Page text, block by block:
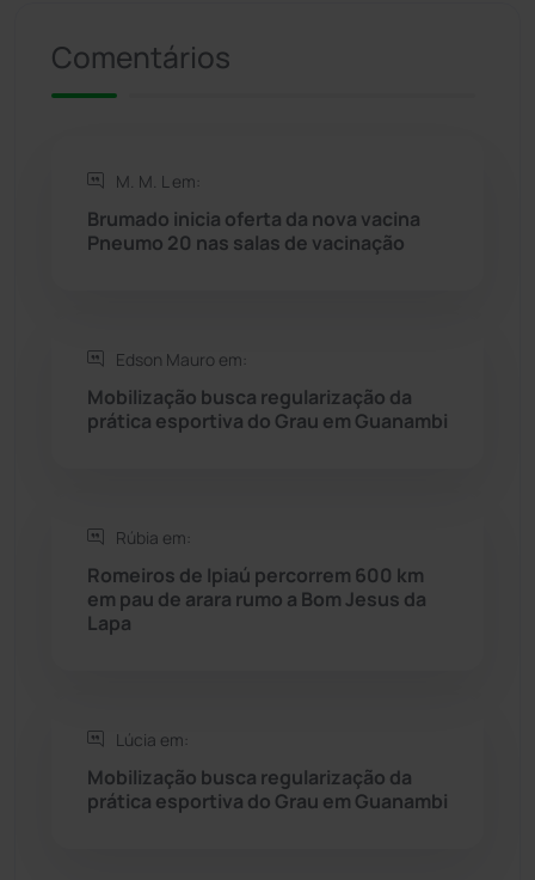
Rio de Contas
Rio do Antônio
Rio do Pires
Seabra
Sebastião Laranjeiras (96)
Sudoeste Baiano
Tanhaçu
Comentários
M. M. L em:
Brumado inicia oferta da nova vacina
Pneumo 20 nas salas de vacinação
Edson Mauro em:
Mobilização busca regularização da
prática esportiva do Grau em Guanambi
Rúbia em:
Romeiros de Ipiaú percorrem 600 km
em pau de arara rumo a Bom Jesus da
Lapa
Lúcia em:
Mobilização busca regularização da
prática esportiva do Grau em Guanambi